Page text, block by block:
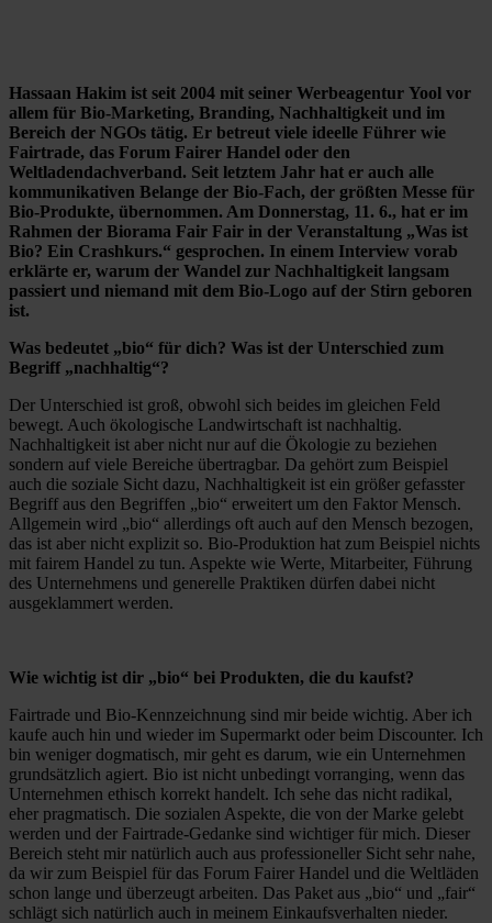
Hassaan Hakim ist seit 2004 mit seiner Werbeagentur Yool vor
allem für Bio-Marketing, Branding, Nachhaltigkeit und im
Bereich der NGOs tätig. Er betreut viele ideelle Führer wie
Fairtrade, das Forum Fairer Handel oder den
Weltladendachverband. Seit letztem Jahr hat er auch alle
kommunikativen Belange der Bio-Fach, der größten Messe für
Bio-Produkte, übernommen. Am Donnerstag, 11. 6., hat er im
Rahmen der Biorama Fair Fair in der Veranstaltung „Was ist
Bio? Ein Crashkurs.“ gesprochen. In einem Interview vorab
erklärte er, warum der Wandel zur Nachhaltigkeit langsam
passiert und niemand mit dem Bio-Logo auf der Stirn geboren
ist.
Was bedeutet „bio“ für dich? Was ist der Unterschied zum
Begriff „nachhaltig“?
Der Unterschied ist groß, obwohl sich beides im gleichen Feld
bewegt. Auch ökologische Landwirtschaft ist nachhaltig.
Nachhaltigkeit ist aber nicht nur auf die Ökologie zu beziehen
sondern auf viele Bereiche übertragbar. Da gehört zum Beispiel
auch die soziale Sicht dazu, Nachhaltigkeit ist ein größer gefasster
Begriff aus den Begriffen „bio“ erweitert um den Faktor Mensch.
Allgemein wird „bio“ allerdings oft auch auf den Mensch bezogen,
das ist aber nicht explizit so. Bio-Produktion hat zum Beispiel nichts
mit fairem Handel zu tun. Aspekte wie Werte, Mitarbeiter, Führung
des Unternehmens und generelle Praktiken dürfen dabei nicht
ausgeklammert werden.
Wie wichtig ist dir „bio“ bei Produkten, die du kaufst?
Fairtrade und Bio-Kennzeichnung sind mir beide wichtig. Aber ich
kaufe auch hin und wieder im Supermarkt oder beim Discounter. Ich
bin weniger dogmatisch, mir geht es darum, wie ein Unternehmen
grundsätzlich agiert. Bio ist nicht unbedingt vorranging, wenn das
Unternehmen ethisch korrekt handelt. Ich sehe das nicht radikal,
eher pragmatisch. Die sozialen Aspekte, die von der Marke gelebt
werden und der Fairtrade-Gedanke sind wichtiger für mich. Dieser
Bereich steht mir natürlich auch aus professioneller Sicht sehr nahe,
da wir zum Beispiel für das Forum Fairer Handel und die Weltläden
schon lange und überzeugt arbeiten. Das Paket aus „bio“ und „fair“
schlägt sich natürlich auch in meinem Einkaufsverhalten nieder.